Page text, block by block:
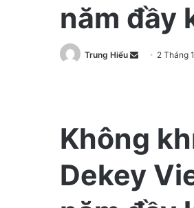
năm đầy
Trung Hiếu
n
e
m
a
i
2 Tháng
Không
Dekey